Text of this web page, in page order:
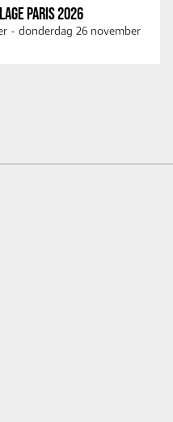
PARIS 2026
- donderdag 26 november